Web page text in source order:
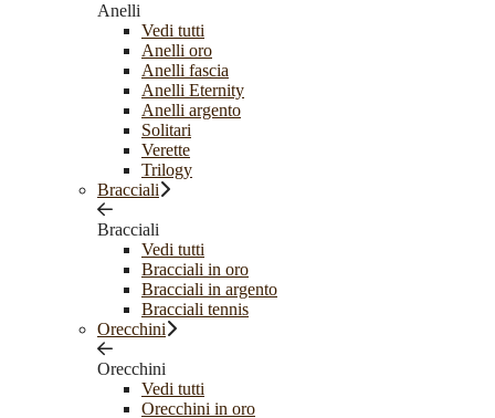
Anelli
Vedi tutti
Anelli oro
Anelli fascia
Anelli Eternity
Anelli argento
Solitari
Verette
Trilogy
Bracciali
Bracciali
Vedi tutti
Bracciali in oro
Bracciali in argento
Bracciali tennis
Orecchini
Orecchini
Vedi tutti
Orecchini in oro